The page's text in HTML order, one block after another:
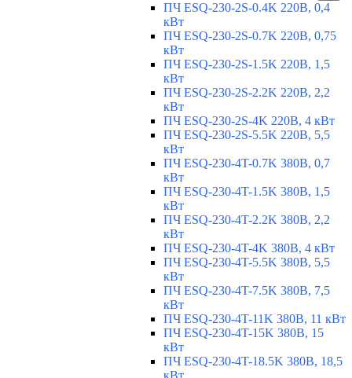
ПЧ ESQ-230-2S-0.4K 220В, 0,4
кВт
ПЧ ESQ-230-2S-0.7K 220В, 0,75
кВт
ПЧ ESQ-230-2S-1.5K 220В, 1,5
кВт
ПЧ ESQ-230-2S-2.2K 220В, 2,2
кВт
ПЧ ESQ-230-2S-4K 220В, 4 кВт
ПЧ ESQ-230-2S-5.5K 220В, 5,5
кВт
ПЧ ESQ-230-4T-0.7K 380В, 0,7
кВт
ПЧ ESQ-230-4T-1.5K 380В, 1,5
кВт
ПЧ ESQ-230-4T-2.2K 380В, 2,2
кВт
ПЧ ESQ-230-4T-4K 380В, 4 кВт
ПЧ ESQ-230-4T-5.5K 380В, 5,5
кВт
ПЧ ESQ-230-4T-7.5K 380В, 7,5
кВт
ПЧ ESQ-230-4T-11K 380В, 11 кВт
ПЧ ESQ-230-4T-15K 380В, 15
кВт
ПЧ ESQ-230-4T-18.5K 380В, 18,5